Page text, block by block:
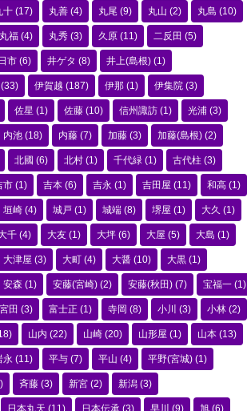
十 (17) 丸善 (4) 丸尾 (9) 丸山 (2) 丸島 (10)
丸福 (4) 丸秀 (3) 久原 (11) 二反田 (5)
市 (6) 井ゲタ (8) 井上(島根) (1)
(33) 伊賀越 (187) 伊那 (1) 伊集院 (3)
佐星 (1) 佐藤 (10) 信州諏訪 (1) 光浦 (3)
内池 (18) 内藤 (7) 加藤 (3) 加藤(島根) (2)
北國 (6) 北村 (1) 千代緑 (1) 古代柱 (3)
市 (1) 吉本 (6) 吉永 (1) 吉田屋 (11) 和高 (1)
垣崎 (4) 城戸 (1) 城端 (8) 堺屋 (1) 大久 (1)
千 (4) 大友 (1) 大坪 (6) 大屋 (5) 大島 (1)
大津屋 (3) 大町 (4) 大醤 (10) 大黒 (1)
安森 (1) 安藤(宮崎) (2) 安藤(秋田) (7) 宝福一 (1)
宮田 (3) 富士正 (1) 寺岡 (8) 小川 (3) 小林 (2)
山内 (22) 山崎 (20) 山形屋 (1) 山本 (13)
永 (11) 平与 (7) 平山 (4) 平野(宮城) (1)
斉藤 (3) 新宮 (2) 新潟 (3)